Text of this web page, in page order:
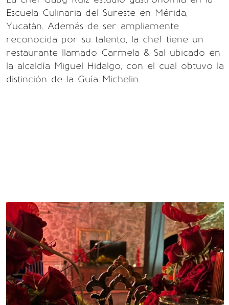
Escuela Culinaria del Sureste en Mérida,
Yucatán. Además de ser ampliamente
reconocida por su talento, la chef tiene un
restaurante llamado Carmela & Sal ubicado en
la alcaldía Miguel Hidalgo, con el cual obtuvo la
distinción de la Guía Michelin.